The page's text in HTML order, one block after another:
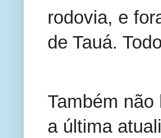
rodovia, e
de Tauá.
Também
a última